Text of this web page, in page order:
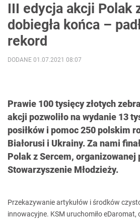
III edycja akcji Polak
dobiegła końca –
rekord
Prawie 100 tysięcy złotych
akcji pozwoliło na wydanie 13
posiłków i pomoc 250 polskim
Białorusi i Ukrainy. Za nami
Polak z Sercem,
Stowarzyszenie Młodzieży.
DODANE 01.07.2021 08:07
Przekazywanie artykułów i środków
innowacyjne. KSM uruchomiło